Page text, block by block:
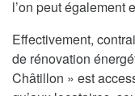
l’on peut également
Effectivement,
de rénovation
Châtillon » est